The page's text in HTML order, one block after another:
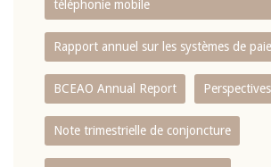
téléphonie mobile
Rapport annuel sur les systèmes de
BCEAO Annual Report
Note trimestrielle de conjoncture